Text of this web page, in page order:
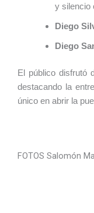
y silencio
Diego
Diego
El público disfrutó
destacando la
único en abrir la
FOTOS Salomón